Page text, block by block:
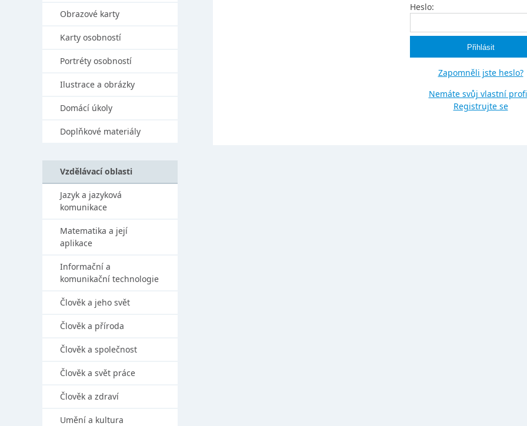
Heslo:
Zapomněli jste heslo?
Nemáte svůj vlastní
Registrujte se
Obrazové karty
Karty osobností
Portréty osobností
Ilustrace a obrázky
Domácí úkoly
Doplňkové materiály
Vzdělávací oblasti
Jazyk a jazyková
komunikace
Matematika a její
aplikace
Informační a
komunikační technologie
Člověk a jeho svět
Člověk a příroda
Člověk a společnost
Člověk a svět práce
Člověk a zdraví
Umění a kultura